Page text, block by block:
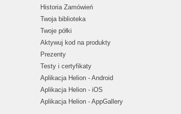
Historia Zamówień
Twoja biblioteka
Twoje półki
Aktywuj kod na produkty
Prezenty
Testy i certyfikaty
Aplikacja Helion - Android
Aplikacja Helion - iOS
Aplikacja Helion - AppGallery